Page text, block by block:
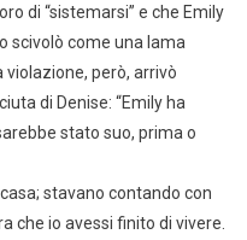
di “sistemarsi” e che Emily
scivolò come una lama
violazione, però, arrivò
di Denise: “Emily ha
stato suo, prima o
stavano contando con
che io avessi finito di vivere.